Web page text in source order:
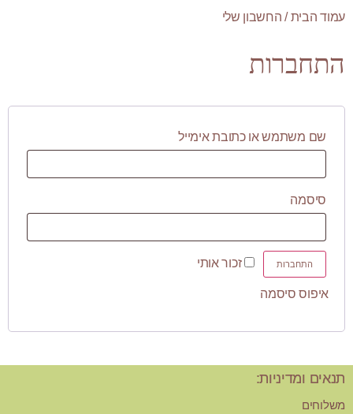
עמוד הבית/ החשבון שלי
התחברות
שם משתמש או כתובת אימייל
סיסמה
זכור אותי התחברות
איפוס סיסמה
תנאים ומדיניות:
משלוחים